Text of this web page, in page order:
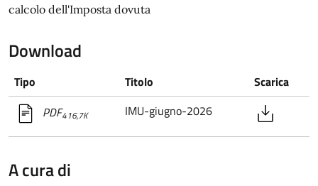
calcolo dell'Imposta dovuta
Download
Tipo Titolo
Scarica
PDF416,7K IMU-giugno-2026
A cura di